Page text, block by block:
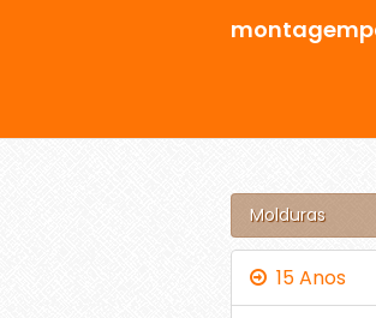
Molduras
15 Anos